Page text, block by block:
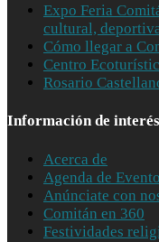
Expo Feria
cultural,
Cómo llegar a
Centro
Rosario
Información de interés
Acerca de
Agenda de
Anúnciate con
Comitán en 360
Festividades